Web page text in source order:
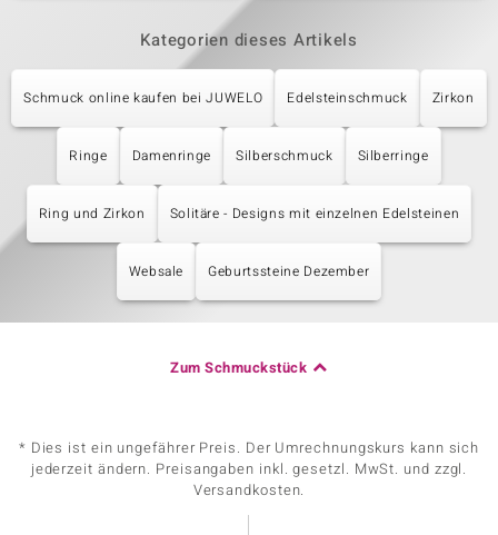
Kategorien dieses Artikels
Schmuck online kaufen bei JUWELO Edelsteinschmuck Zirkon
Ringe Damenringe Silberschmuck Silberringe
Ring und Zirkon Solitäre - Designs mit einzelnen Edelsteinen
Websale Geburtssteine Dezember
Zum Schmuckstück
* Dies ist ein ungefährer Preis. Der Umrechnungskurs kann sich
jederzeit ändern. Preisangaben inkl. gesetzl. MwSt. und zzgl.
Versandkosten.